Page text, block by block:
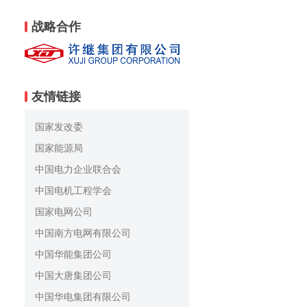
战略合作
友情链接
国家发改委
国家能源局
中国电力企业联合会
中国电机工程学会
国家电网公司
中国南方电网有限公司
中国华能集团公司
中国大唐集团公司
中国华电集团有限公司